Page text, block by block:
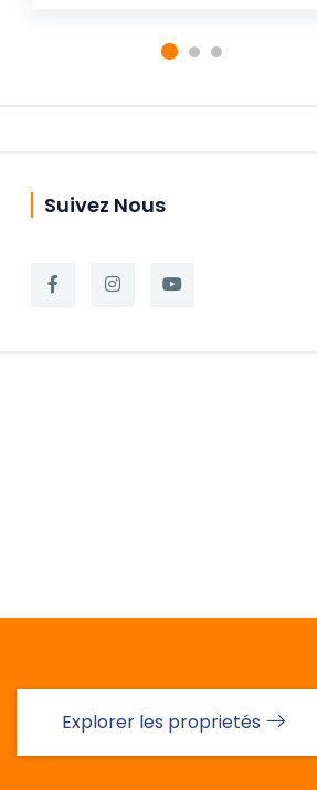
Suivez Nous
Explorer les proprietés